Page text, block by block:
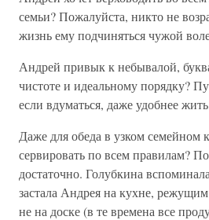
семьи? Пожалуйста, никто не
жизнь ему подчиняться чужой
Андрей привык к небывалой,
чистоте и идеальному порядку?
если вдуматься, даже удобнее
Даже для обеда в узком семейном
сервировать по всем правилам?
достаточно. Голубкина
застала Андрея на кухне, режущим
не на доске (в те времена все